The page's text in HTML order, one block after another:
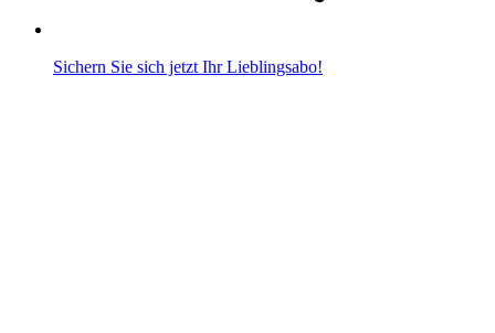
Sichern Sie sich jetzt Ihr Lieblingsabo!